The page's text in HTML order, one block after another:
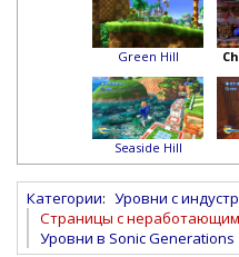
Green Hill
Seaside Hill
Категории: Уровни с
Страницы с
Уровни в Sonic Generations